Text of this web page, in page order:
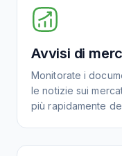
Avvisi di
Monitorate i
le notizie sui
più rapidamente